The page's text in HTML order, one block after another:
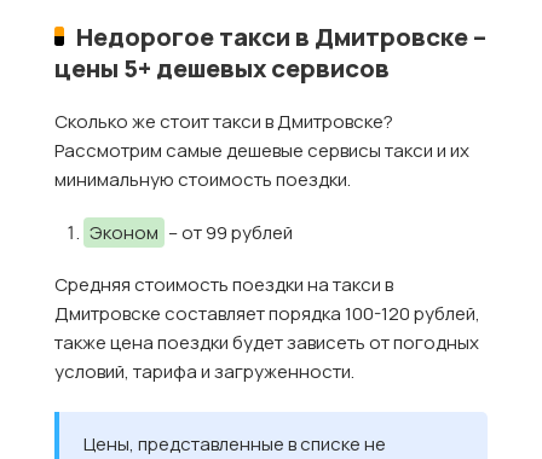
Недорогое такси в Дмитровске –
цены 5+ дешевых сервисов
Сколько же стоит такси в Дмитровске?
Рассмотрим самые дешевые сервисы такси и их
минимальную стоимость поездки.
Эконом – от 99 рублей
Средняя стоимость поездки на такси в
Дмитровске составляет порядка 100-120 рублей,
также цена поездки будет зависеть от погодных
условий, тарифа и загруженности.
Цены, представленные в списке не